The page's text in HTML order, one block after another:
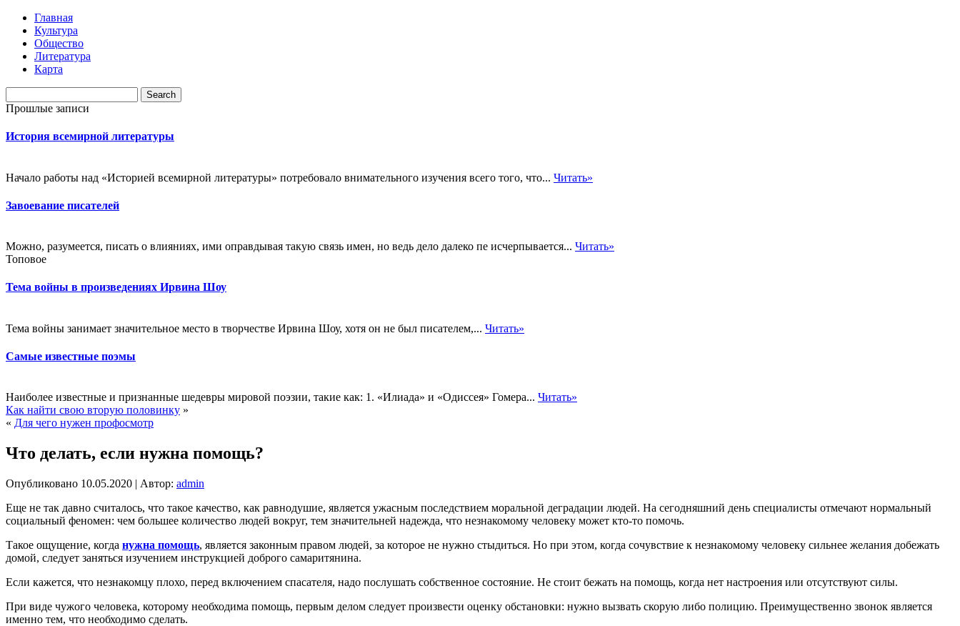
Главная
Культура
Общество
Литература
Карта
Прошлые записи
История всемирной литературы
Начало работы над «Историей всемирной литературы» потребовало внимательного изучения всего того, что... Читать»
Завоевание писателей
Можно, разумеется, писать о влияниях, ими оправдывая такую связь имен, но ведь дело далеко пе исчерпывается... Читать»
Топовое
Тема войны в произведениях Ирвина Шоу
Тема войны занимает значительное место в творчестве Ирвина Шоу, хотя он не был писателем,... Читать»
Самые известные поэмы
Наиболее известные и признанные шедевры мировой поэзии, такие как: 1. «Илиада» и «Одиссея» Гомера... Читать»
Как найти свою вторую половинку »
« Для чего нужен профосмотр
Что делать, если нужна помощь?
Опубликовано 10.05.2020 | Автор: admin
Еще не так давно считалось, что такое качество, как равнодушие, является ужасным последствием моральной деградации людей. На сегодняшний день специалисты отмечают нормальный
социальный феномен: чем большее количество людей вокруг, тем значительней надежда, что незнакомому человеку может кто-то помочь.
Такое ощущение, когда нужна помощь, является законным правом людей, за которое не нужно стыдиться. Но при этом, когда сочувствие к незнакомому человеку сильнее желания добежать
домой, следует заняться изучением инструкцией доброго самаритянина.
Если кажется, что незнакомцу плохо, перед включением спасателя, надо послушать собственное состояние. Не стоит бежать на помощь, когда нет настроения или отсутствуют силы.
При виде чужого человека, которому необходима помощь, первым делом следует произвести оценку обстановки: нужно вызвать скорую либо полицию. Преимущественно звонок является
именно тем, что необходимо сделать.